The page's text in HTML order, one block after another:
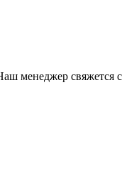
менеджер свяжется с